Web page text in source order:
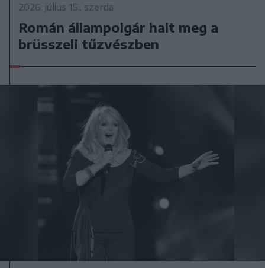
2026. július 15., szerda
Román állampolgár halt meg a
brüsszeli tűzvészben